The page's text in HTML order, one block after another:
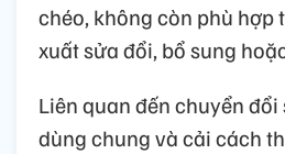
chéo, không còn phù hợp
xuất sửa đổi, bổ sung
Liên quan đến chuyển đổi
dùng chung và cải cách